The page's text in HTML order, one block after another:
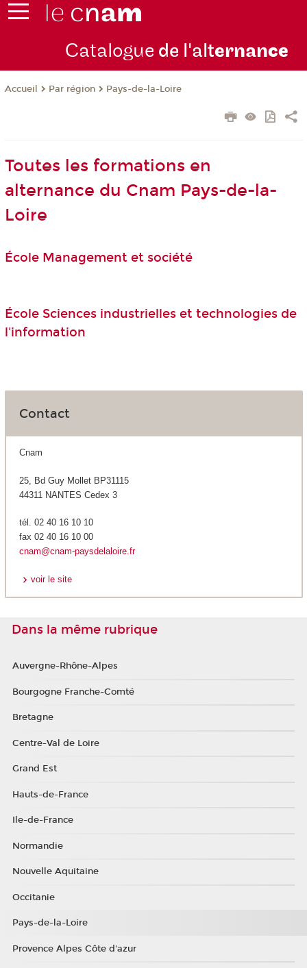
Catalogue de l'alternance
Accueil Par région Pays-de-la-Loire
Toutes les formations en
alternance du Cnam Pays-de-la-
Loire
École Management et société
École Sciences industrielles et technologies de
l'information
Contact
Cnam
25, Bd Guy Mollet BP31115
44311 NANTES Cedex 3
tél. 02 40 16 10 10
fax 02 40 16 10 00
cnam@cnam-paysdelaloire.fr
voir le site
Dans la même rubrique
Auvergne-Rhône-Alpes
Bourgogne Franche-Comté
Bretagne
Centre-Val de Loire
Grand Est
Hauts-de-France
Ile-de-France
Normandie
Nouvelle Aquitaine
Occitanie
Pays-de-la-Loire
Provence Alpes Côte d'azur